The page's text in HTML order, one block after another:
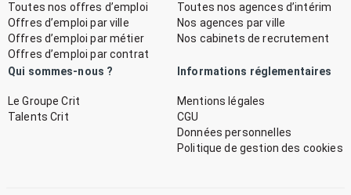
Toutes nos offres d’emploi
Offres d’emploi par ville
Offres d’emploi par métier
Offres d’emploi par contrat
Toutes nos agences d’intérim
Nos agences par ville
Nos cabinets de recrutement
Qui sommes-nous ?
Le Groupe Crit
Talents Crit
Informations réglementaires
Mentions légales
CGU
Données personnelles
Politique de gestion des cookies